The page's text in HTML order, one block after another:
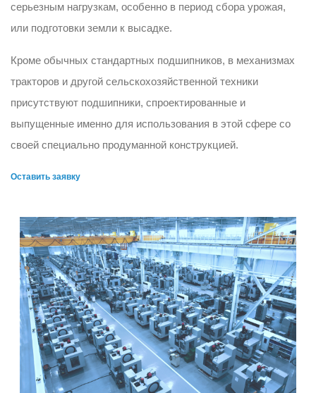
серьезным нагрузкам, особенно в период сбора урожая,
или подготовки земли к высадке.
Кроме обычных стандартных подшипников, в механизмах
тракторов и другой сельскохозяйственной техники
присутствуют подшипники, спроектированные и
выпущенные именно для использования в этой сфере со
своей специально продуманной конструкцией.
Оставить заявку